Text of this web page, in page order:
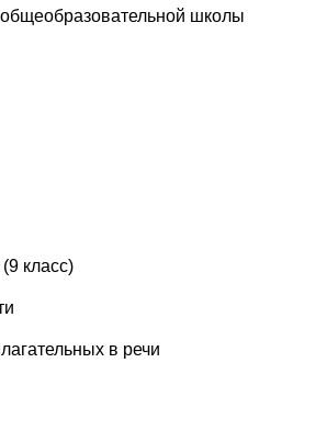
школы
класс)
в речи